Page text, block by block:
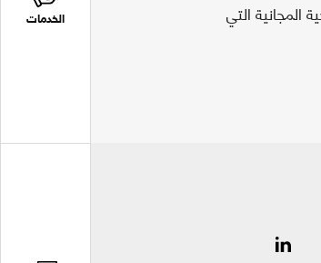
الخدمات
المجانية التي